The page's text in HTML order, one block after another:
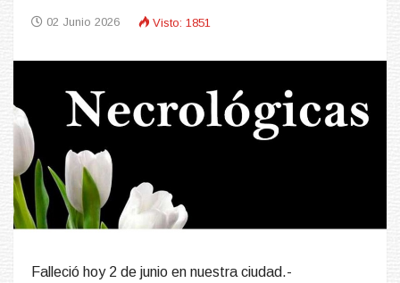
02 Junio 2026 Visto: 1851
Falleció hoy 2 de junio en nuestra ciudad.-